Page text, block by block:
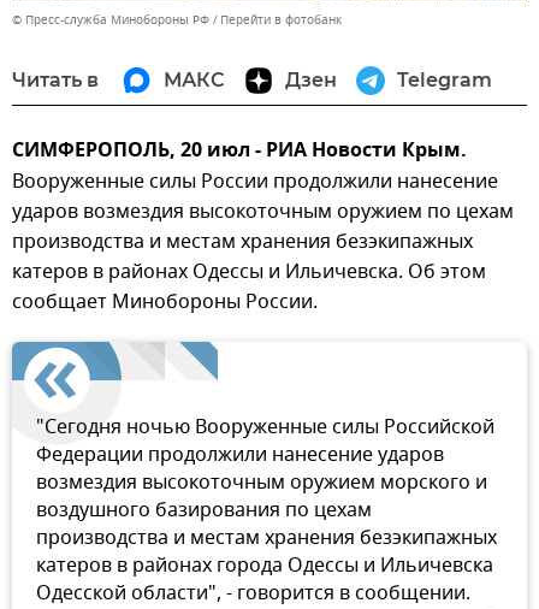
© Пресс-служба Минобороны РФ Перейти в фотобанк
Читать в МАКС Дзен Telegram
СИМФЕРОПОЛЬ, 20 июл - РИА Новости Крым.
Вооруженные силы России продолжили нанесение
ударов возмездия высокоточным оружием по цехам
производства и местам хранения безэкипажных
катеров в районах Одессы и Ильичевска. Об этом
сообщает Минобороны России.
"Сегодня ночью Вооруженные силы Российской
Федерации продолжили нанесение ударов
возмездия высокоточным оружием морского и
воздушного базирования по цехам
производства и местам хранения безэкипажных
катеров в районах города Одессы и Ильичевска
Одесской области", - говорится в сообщении.